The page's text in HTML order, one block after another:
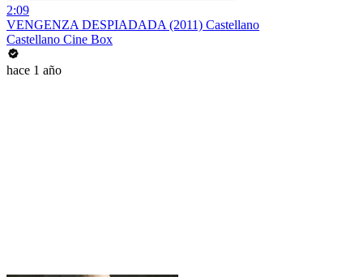
2:09
VENGENZA DESPIADADA (2011) Castellano
Castellano Cine Box
hace 1 año